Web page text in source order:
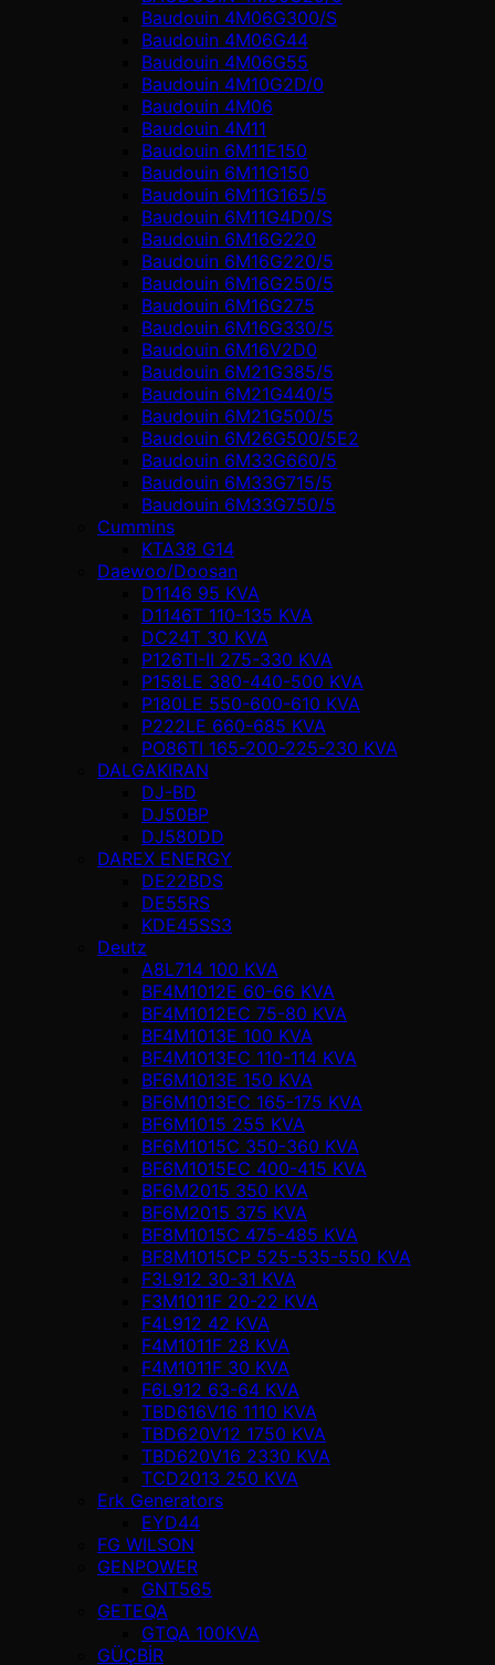
Baudouin 4M06G300/S
Baudouin 4M06G44
Baudouin 4M06G55
Baudouin 4M10G2D/0
Baudouin 4М06
Baudouin 4М11
Baudouin 6M11E150
Baudouin 6M11G150
Baudouin 6M11G165/5
Baudouin 6M11G4D0/S
Baudouin 6M16G220
Baudouin 6M16G220/5
Baudouin 6M16G250/5
Baudouin 6M16G275
Baudouin 6M16G330/5
Baudouin 6M16V2D0
Baudouin 6M21G385/5
Baudouin 6M21G440/5
Baudouin 6M21G500/5
Baudouin 6M26G500/5E2
Baudouin 6M33G660/5
Baudouin 6M33G715/5
Baudouin 6M33G750/5
Cummins
KTA38 G14
Daewoo/Doosan
D1146 95 KVA
D1146T 110-135 KVA
DC24T 30 KVA
P126TI-II 275-330 KVA
P158LE 380-440-500 KVA
P180LE 550-600-610 KVA
P222LE 660-685 KVA
PO86TI 165-200-225-230 KVA
DALGAKIRAN
DJ-BD
DJ50BP
DJ580DD
DAREX ENERGY
DE22BDS
DE55RS
KDE45SS3
Deutz
A8L714 100 KVA
BF4M1012E 60-66 KVA
BF4M1012EC 75-80 KVA
BF4M1013E 100 KVA
BF4M1013EC 110-114 KVA
BF6M1013E 150 KVA
BF6M1013EC 165-175 KVA
BF6M1015 255 KVA
BF6M1015C 350-360 KVA
BF6M1015EC 400-415 KVA
BF6M2015 350 KVA
BF6M2015 375 KVA
BF8M1015C 475-485 KVA
BF8M1015CP 525-535-550 KVA
F3L912 30-31 KVA
F3M1011F 20-22 KVA
F4L912 42 KVA
F4M1011F 28 KVA
F4M1011F 30 KVA
F6L912 63-64 KVA
TBD616V16 1110 KVA
TBD620V12 1750 KVA
TBD620V16 2330 KVA
TCD2013 250 KVA
Erk Generators
EYD44
FG WILSON
GENPOWER
GNT565
GETEQA
GTQA 100KVA
GÜÇBİR